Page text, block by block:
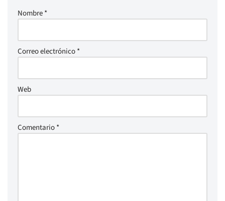
Nombre*
Correo electrónico*
Web
Comentario*